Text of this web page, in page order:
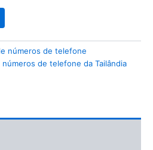
números de telefone
de telefone da Tailândia